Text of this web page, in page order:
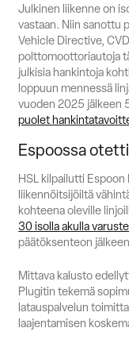
Suomi English
Julkinen liikenne on
vastaan. Niin sanottu
Vehicle Directive,
polttomoottoriautoja
julkisia hankintoja
loppuun mennessä
vuoden 2025 jälkeen
puolet
Espoossa
HSL kilpailutti
liikennöitsijöiltä
kohteena oleville
30 isolla akulla
päätöksenteon
Mittava kalusto
Plugitin tekemä
latauspalvelun
laajentamisen